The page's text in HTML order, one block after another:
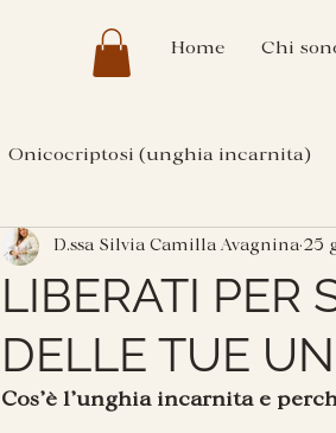
Home Chi
Onicocriptosi (unghia incarnita)
LIBERATI PER
DELLE TUE
D.ssa Silvia Camilla Avagnina 25
Cos’è l’unghia incarnita e